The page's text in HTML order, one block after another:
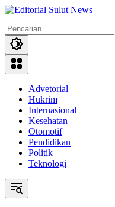
Langsung
konten
Advetorial
Hukrim
Internasional
Kesehatan
Otomotif
Pendidikan
Politik
Teknologi